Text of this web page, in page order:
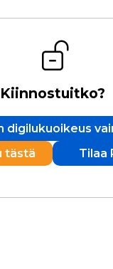
Kiinnostuitko?
digilukuoikeus
tästä
Tilaa